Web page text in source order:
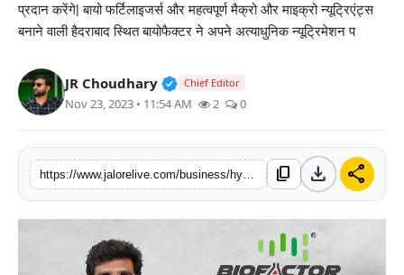
खेल
लाइफस्टाइल
मनोरंजन
तकनीक
प्रदान करेंगे| बायो फर्टिलाइजर्स और महत्वपूर्ण मैक्रो और माइक्रो न्यूट्रिएंट्स
बनाने वाली हैदराबाद स्थित बायोफैक्टर ने अपने अत्याधुनिक न्यूट्रिमेशन प
JR Choudhary Verified Public Figure • 30 Mar,
Chief Editor
Nov 23, 2023 • 11:54 AM 2 0
content_copy download share